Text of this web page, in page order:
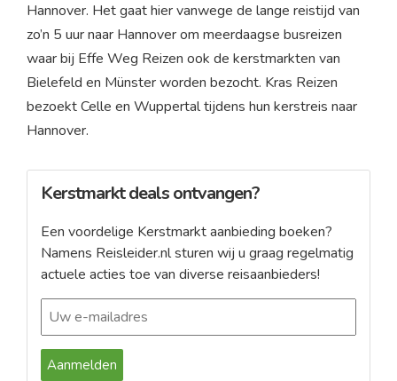
Hannover. Het gaat hier vanwege de lange reistijd van
zo’n 5 uur naar Hannover om meerdaagse busreizen
waar bij Effe Weg Reizen ook de kerstmarkten van
Bielefeld en Münster worden bezocht. Kras Reizen
bezoekt Celle en Wuppertal tijdens hun kerstreis naar
Hannover.
Kerstmarkt deals ontvangen?
Een voordelige Kerstmarkt aanbieding boeken?
Namens Reisleider.nl sturen wij u graag regelmatig
actuele acties toe van diverse reisaanbieders!